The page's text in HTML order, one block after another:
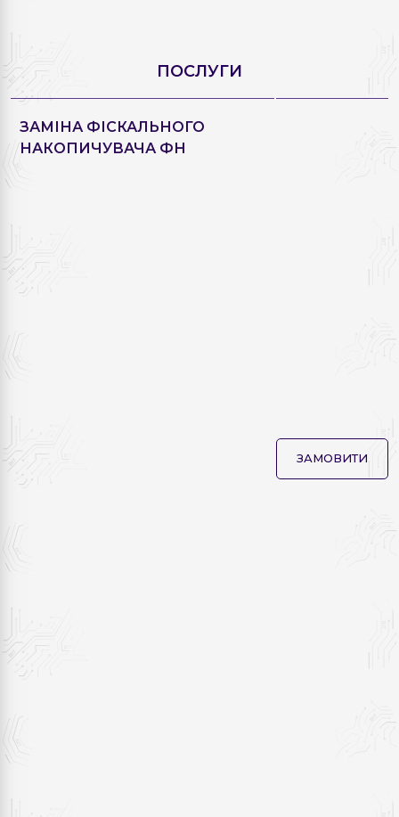
ПОСЛУГИ
ЗАМІНА ФІСКАЛЬНОГО
НАКОПИЧУВАЧА ФН
ЗАМОВИТИ